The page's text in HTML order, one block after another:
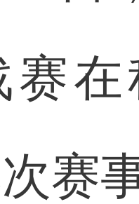
赛
赛